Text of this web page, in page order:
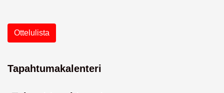
Ottelulista
Tapahtumakalenteri